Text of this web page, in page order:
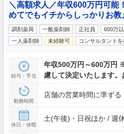
＼高額求人／年収600万円可能
めてでもイチからしっかりお
調剤薬局 一般薬剤師 正社員 600万
一人薬剤師
未経験可 コンサルタント
給与・手当
年収500万円～600万円
慮して決定いたします。
勤務時間
店舗の営業時間に準ずる
休日・休暇
土(午後)・日祝ほか / 週